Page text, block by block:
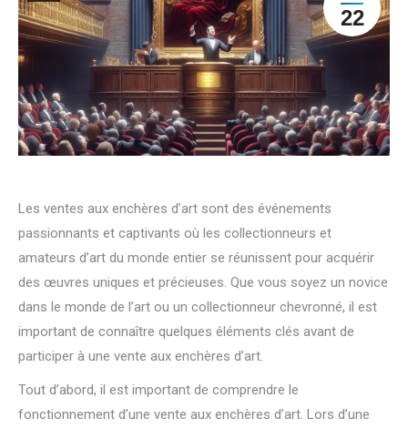
22
Les ventes aux enchères d’art sont des événements
passionnants et captivants où les collectionneurs et
amateurs d’art du monde entier se réunissent pour acquérir
des œuvres uniques et précieuses. Que vous soyez un novice
dans le monde de l’art ou un collectionneur chevronné, il est
important de connaître quelques éléments clés avant de
participer à une vente aux enchères d’art.
Tout d’abord, il est important de comprendre le
fonctionnement d’une vente aux enchères d’art. Lors d’une